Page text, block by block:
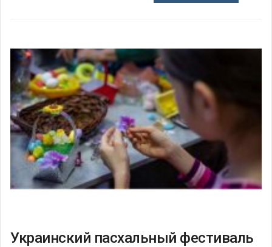
Украинский пасхальный фестиваль